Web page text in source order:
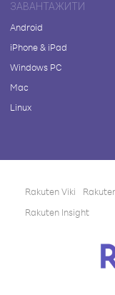
ЗАВАНТАЖИТИ
Android
iPhone & iPad
Windows PC
Mac
Linux
Rakuten Viki
Rakuten Insight